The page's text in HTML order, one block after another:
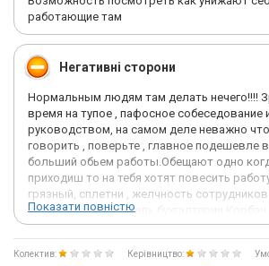
работающие там
Негативні сторони
Нормальным людям там делать нечего!!!!
время на тупое , пафосное собеседование
руководством, на самом деле неважно
говорить , поверьте , главное подешевле
больший обьем работы.Обещают одно
приходиш то на тебя хотят повесить
грязный, сплетни , желчность сотрудников
уволят , руководитель бухгалтерии Корбан
недалекая озабоченная баба которая
место и рядом сидит Любочка милая
раскажет свою горькую правду жизни и
Показати повністю
Колектив: Керівництво: